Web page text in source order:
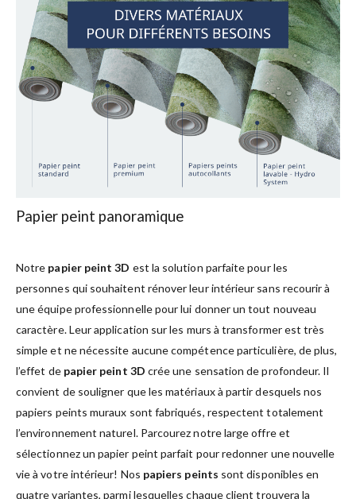
Papier peint panoramique
Notre papier peint 3D est la solution parfaite pour les
personnes qui souhaitent rénover leur intérieur sans recourir à
une équipe professionnelle pour lui donner un tout nouveau
caractère. Leur application sur les murs à transformer est très
simple et ne nécessite aucune compétence particulière, de plus,
l’effet de papier peint 3D crée une sensation de profondeur. Il
convient de souligner que les matériaux à partir desquels nos
papiers peints muraux sont fabriqués, respectent totalement
l’environnement naturel. Parcourez notre large offre et
sélectionnez un papier peint parfait pour redonner une nouvelle
vie à votre intérieur! Nos papiers peints sont disponibles en
quatre variantes, parmi lesquelles chaque client trouvera la